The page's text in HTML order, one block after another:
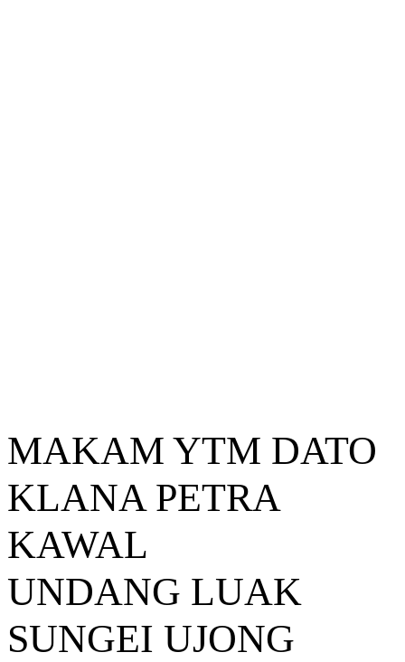
MAKAM YTM DATO
KLANA PETRA
KAWAL
UNDANG LUAK
SUNGEI UJONG